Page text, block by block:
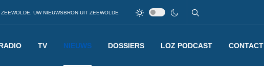
UW NIEUWSBRON UIT ZEEWOLDE
TV NIEUWS DOSSIERS LOZ PODCAST CONTACT